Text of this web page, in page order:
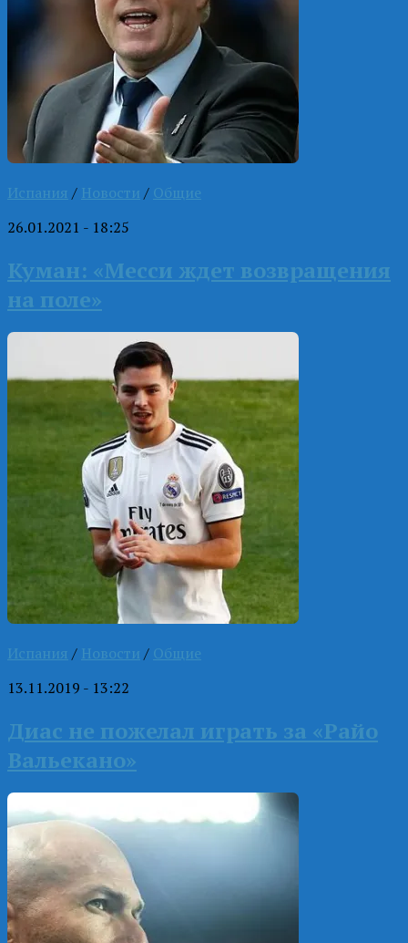
Испания / Новости / Общие
26.01.2021 - 18:25
Куман: «Месси ждет возвращения
на поле»
Испания / Новости / Общие
13.11.2019 - 13:22
Диас не пожелал играть за «Райо
Вальекано»